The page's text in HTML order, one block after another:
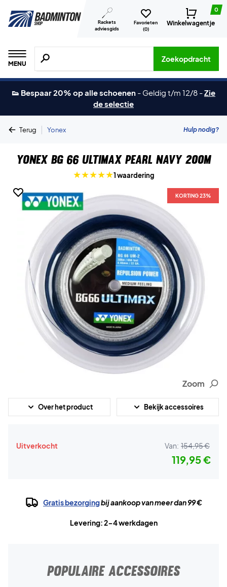
Rackets
adviesgids
Favorieten
(0)
0
Winkelwagentje
MENU
Zoeken naar producten, merken etc.
Zoekopdracht
👟 Bespaar 20% op alle schoenen - Geldig t/m 12/8 -Zie
de selectie
Terug | Yonex Hulp nodig?
Yonex BG 66 Ultimax Pearl Navy 200m
1 waardering
KORTING 23%
Zoom
Over het product Bekijk accessoires
Uitverkocht Van: 154,95 €
119,95 €
Gratis bezorgingbij aankoop van meer dan 99 €
Levering: 2-4 werkdagen
POPULAIRE ACCESSOIRES